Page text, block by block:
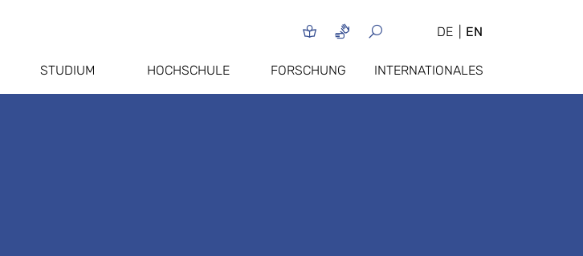
DE EN
STUDIUM HOCHSCHULE FORSCHUNG INTERNATIONALES